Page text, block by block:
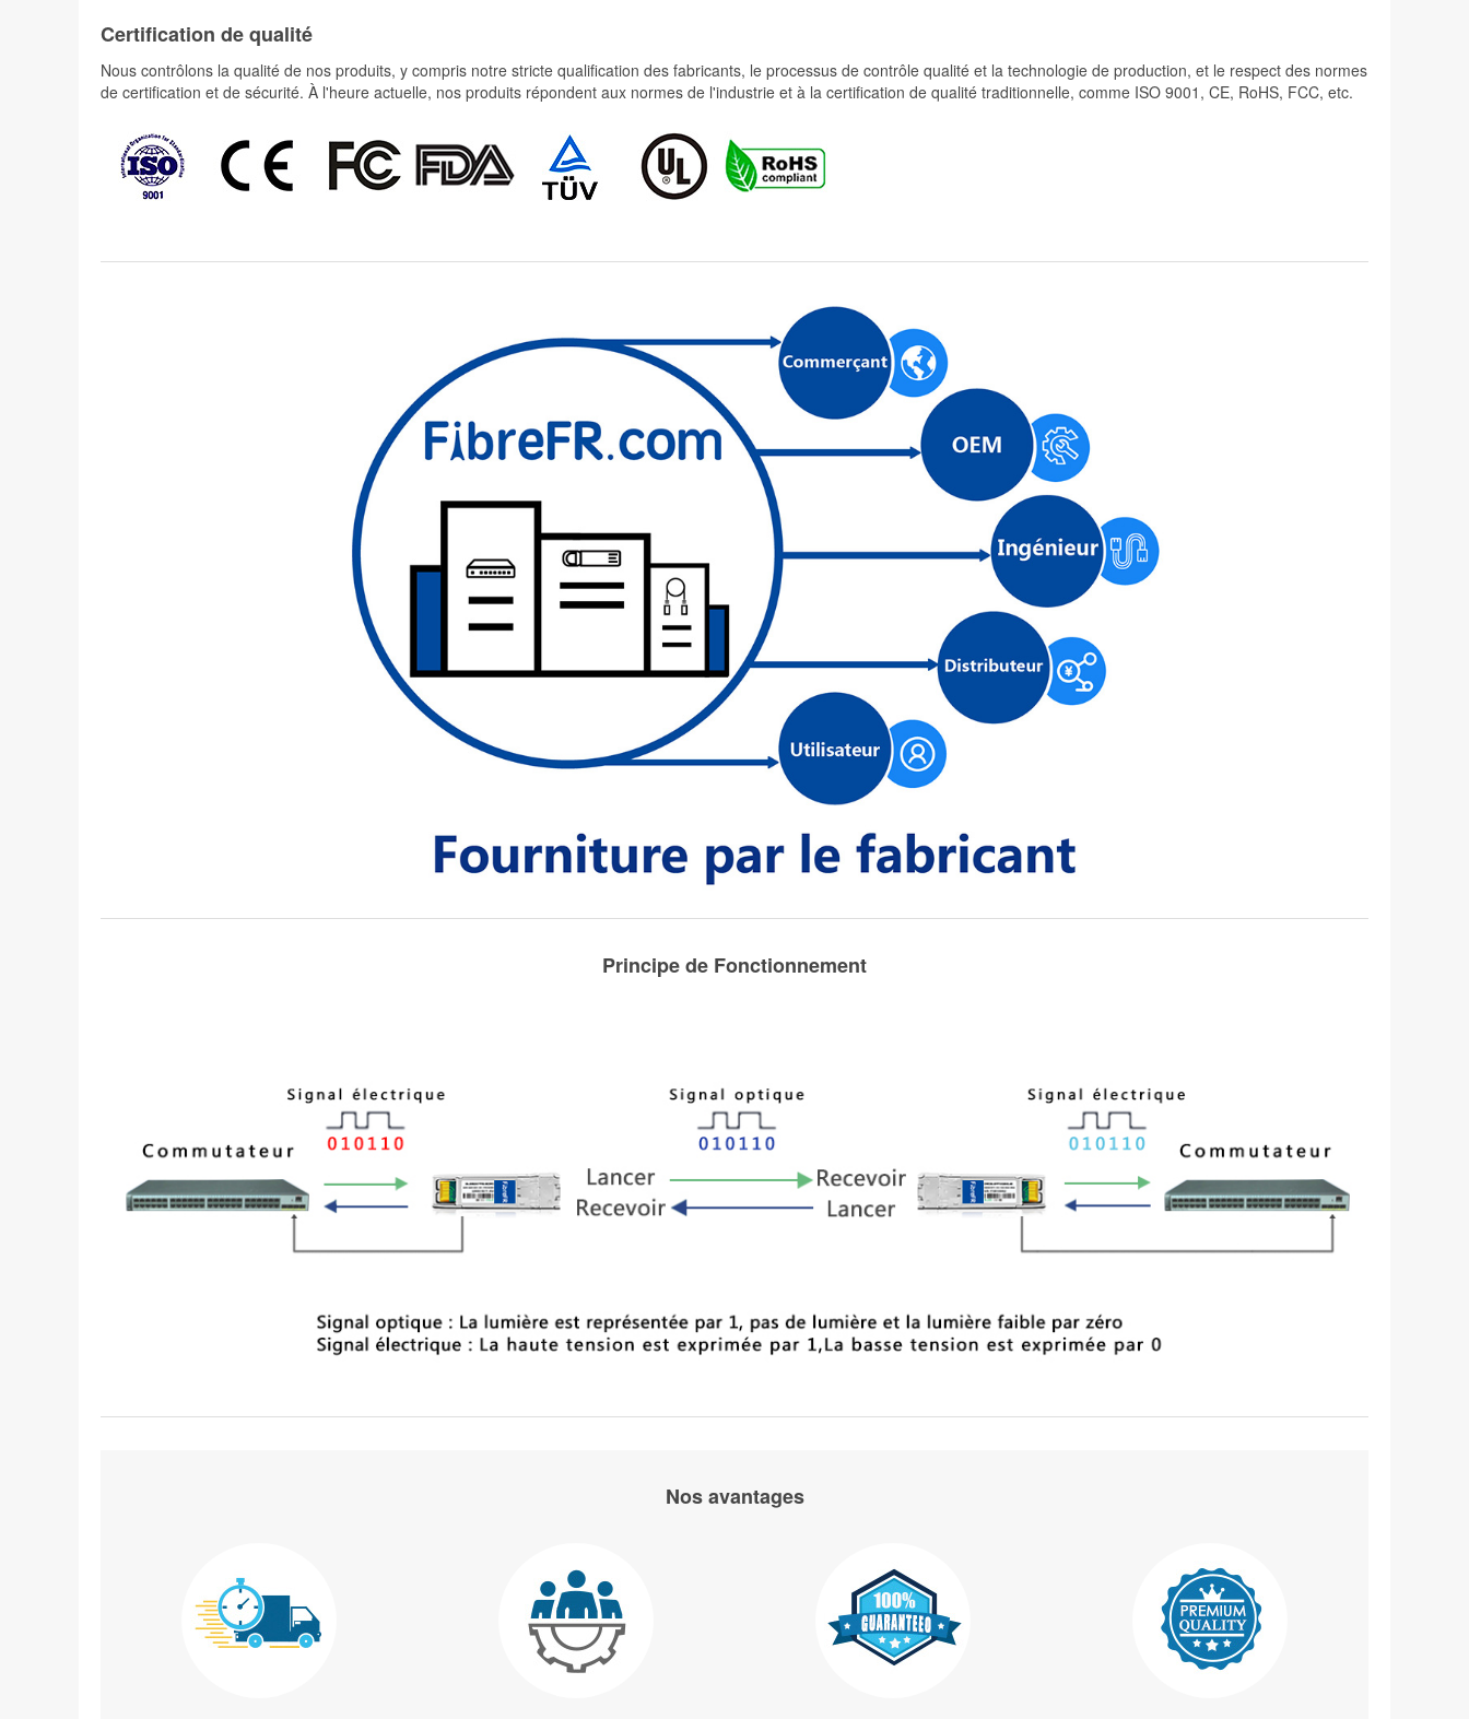
Certification de qualité
Nous contrôlons la qualité de nos produits, y compris notre stricte qualification des fabricants, le processus de contrôle qualité et la technologie de production, et le respect des normes
de certification et de sécurité. À l'heure actuelle, nos produits répondent aux normes de l'industrie et à la certification de qualité traditionnelle, comme ISO 9001, CE, RoHS, FCC, etc.
Principe de Fonctionnement
Nos avantages